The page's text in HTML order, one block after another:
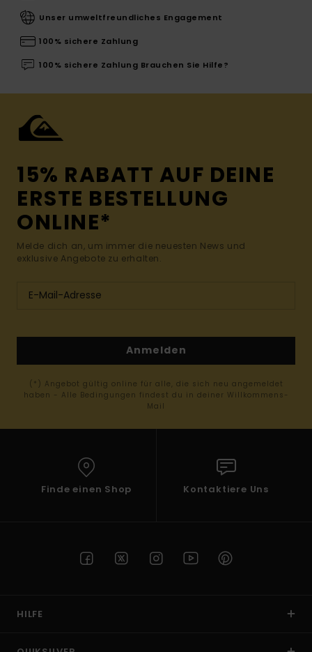
Unser umweltfreundliches Engagement
100% sichere Zahlung
100% sichere Zahlung Brauchen Sie Hilfe?
15% RABATT AUF DEINE
ERSTE BESTELLUNG
ONLINE*
Melde dich an, um immer die neuesten News und
exklusive Angebote zu erhalten.
Anmelden
(*) Angebot gültig online für alle, die sich neu angemeldet
haben - Alle Bedingungen findest du in deiner Willkommens-
Mail
Finde einen Shop Kontaktiere Uns
HILFE